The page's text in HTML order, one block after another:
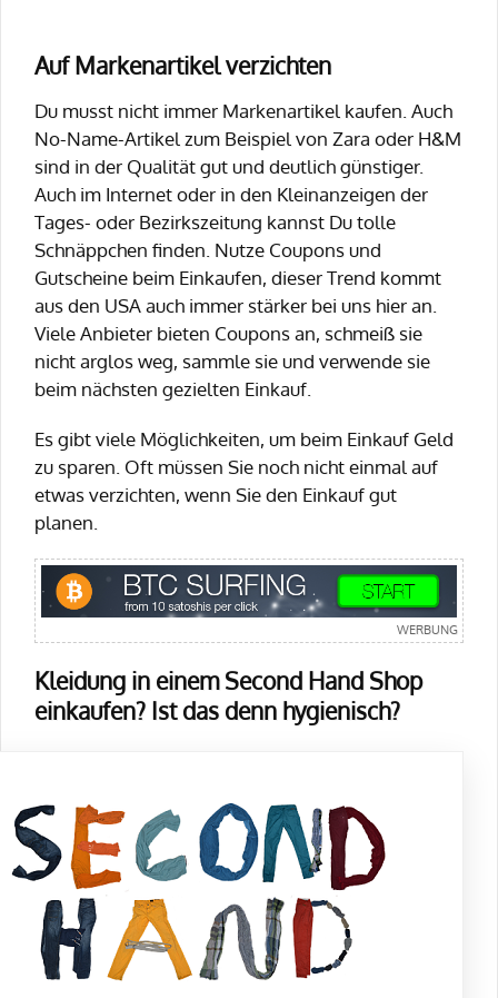
Auf Markenartikel verzichten
Du musst nicht immer Markenartikel kaufen. Auch
No-Name-Artikel zum Beispiel von Zara oder H&M
sind in der Qualität gut und deutlich günstiger.
Auch im Internet oder in den Kleinanzeigen der
Tages- oder Bezirkszeitung kannst Du tolle
Schnäppchen finden. Nutze Coupons und
Gutscheine beim Einkaufen, dieser Trend kommt
aus den USA auch immer stärker bei uns hier an.
Viele Anbieter bieten Coupons an, schmeiß sie
nicht arglos weg, sammle sie und verwende sie
beim nächsten gezielten Einkauf.
Es gibt viele Möglichkeiten, um beim Einkauf Geld
zu sparen. Oft müssen Sie noch nicht einmal auf
etwas verzichten, wenn Sie den Einkauf gut
planen.
Kleidung in einem Second Hand Shop
einkaufen? Ist das denn hygienisch?